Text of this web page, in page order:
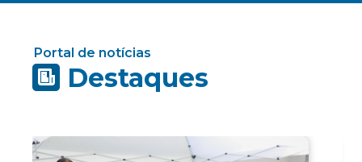
Portal de notícias
Destaques